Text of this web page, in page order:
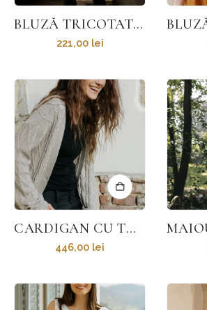
BLUZĂ TRICOTATĂ CU DUNGI SWEET CAPRICE
221,00 lei
CARDIGAN CU TORSADE DIN BUMBAC ORGANIC ȘI LÂNĂ
446,00 lei